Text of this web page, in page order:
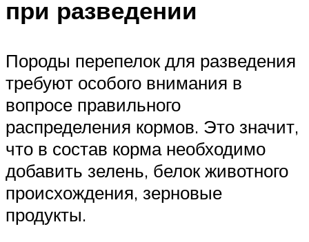
при разведении
Породы перепелок для разведения
требуют особого внимания в
вопросе правильного
распределения кормов. Это значит,
что в состав корма необходимо
добавить зелень, белок животного
происхождения, зерновые
продукты.